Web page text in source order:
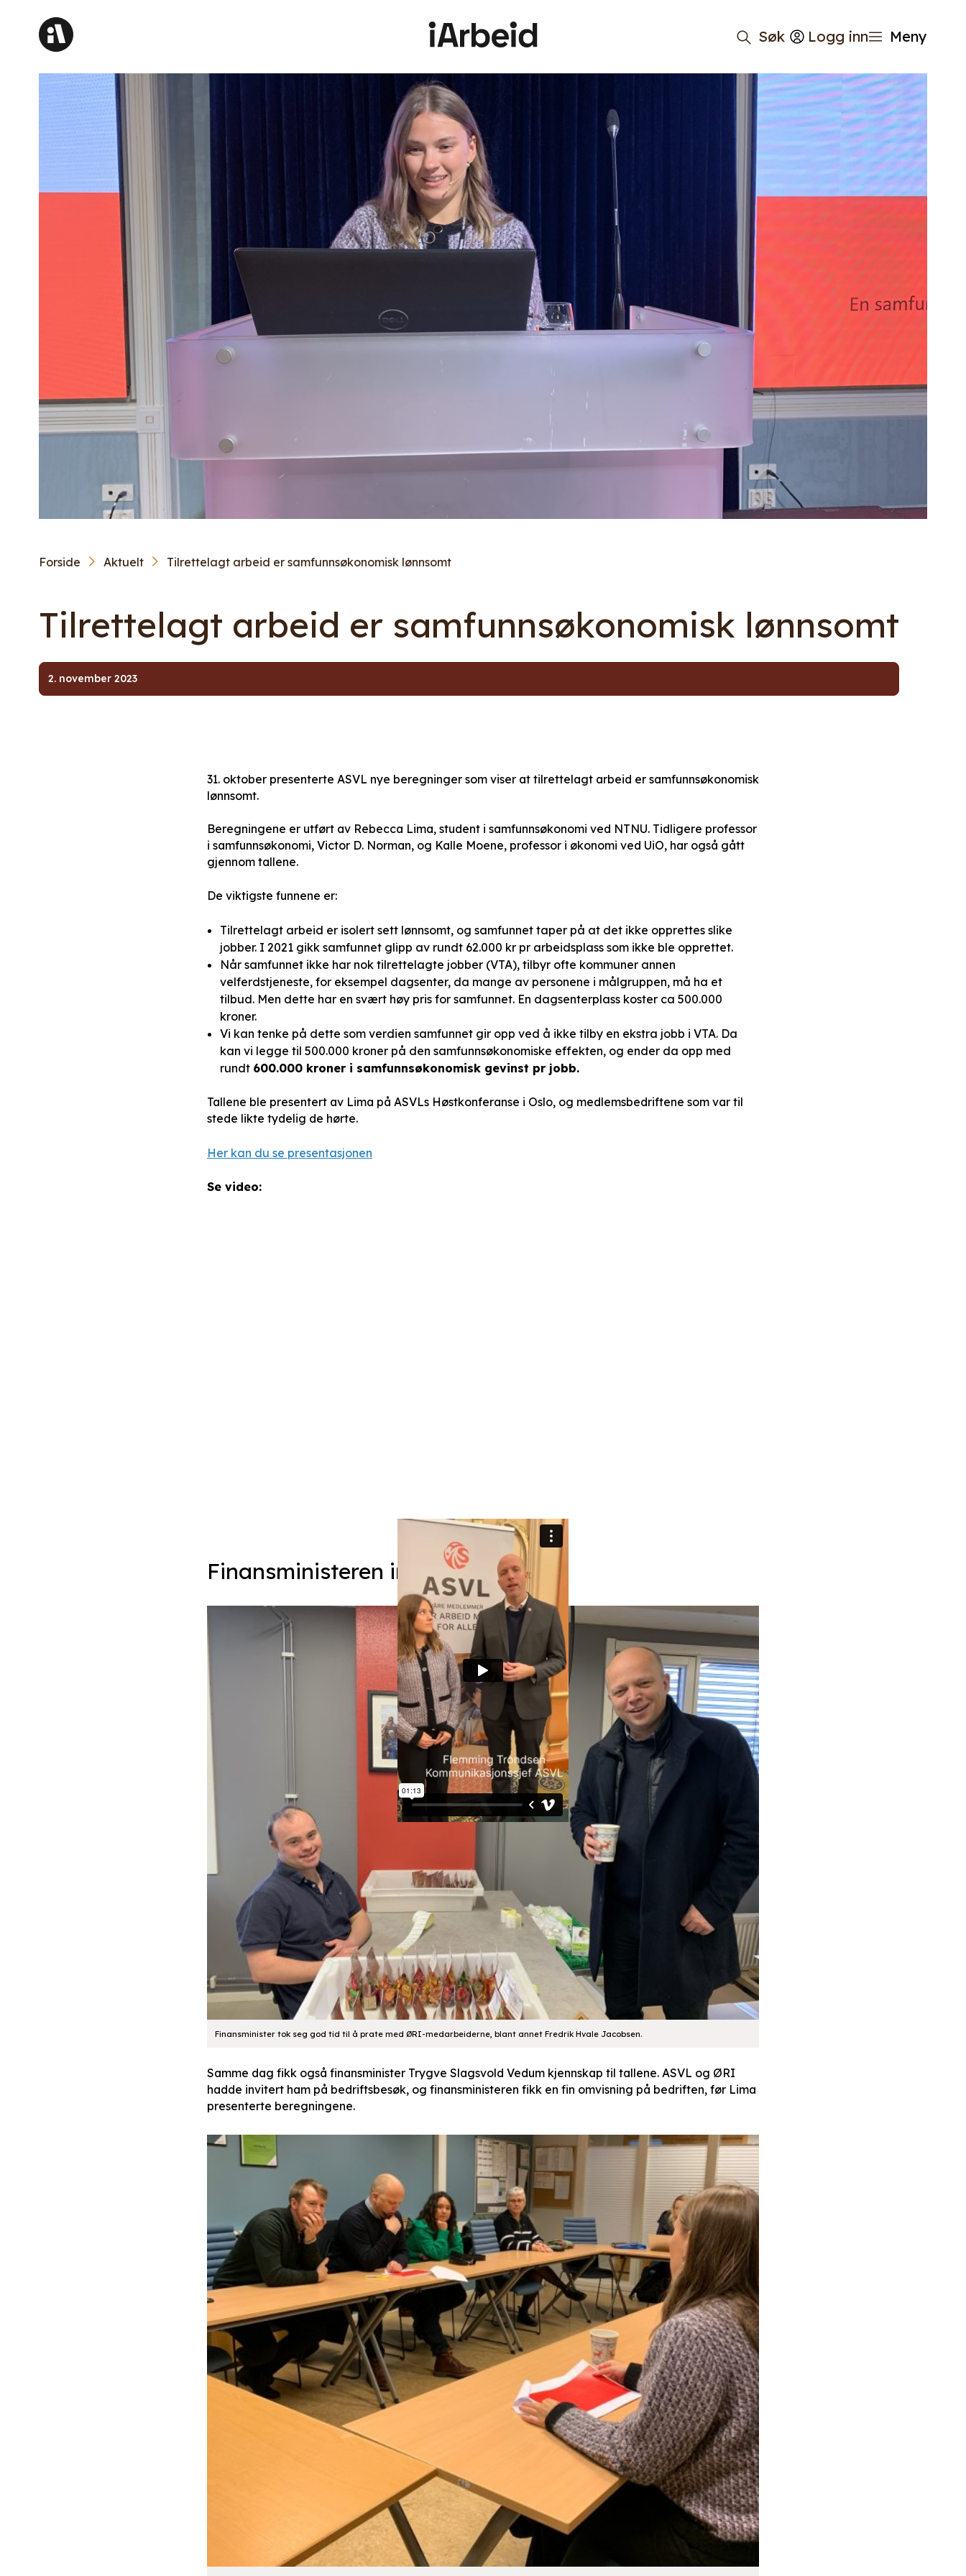
Søk Logg inn Meny
Forside Aktuelt Tilrettelagt arbeid er samfunnsøkonomisk lønnsomt
Tilrettelagt arbeid er samfunnsøkonomisk lønnsomt
2. november 2023
31. oktober presenterte ASVL nye beregninger som viser at tilrettelagt arbeid er samfunnsøkonomisk
lønnsomt.
Beregningene er utført av Rebecca Lima, student i samfunnsøkonomi ved NTNU. Tidligere professor
i samfunnsøkonomi, Victor D. Norman, og Kalle Moene, professor i økonomi ved UiO, har også gått
gjennom tallene.
De viktigste funnene er:
Tilrettelagt arbeid er isolert sett lønnsomt, og samfunnet taper på at det ikke opprettes slike
jobber. I 2021 gikk samfunnet glipp av rundt 62.000 kr pr arbeidsplass som ikke ble opprettet.
Når samfunnet ikke har nok tilrettelagte jobber (VTA), tilbyr ofte kommuner annen
velferdstjeneste, for eksempel dagsenter, da mange av personene i målgruppen, må ha et
tilbud. Men dette har en svært høy pris for samfunnet. En dagsenterplass koster ca 500.000
kroner.
Vi kan tenke på dette som verdien samfunnet gir opp ved å ikke tilby en ekstra jobb i VTA. Da
kan vi legge til 500.000 kroner på den samfunnsøkonomiske effekten, og ender da opp med
rundt 600.000 kroner i samfunnsøkonomisk gevinst pr jobb.
Tallene ble presentert av Lima på ASVLs Høstkonferanse i Oslo, og medlemsbedriftene som var til
stede likte tydelig de hørte.
Her kan du se presentasjonen
Se video:
Finansministeren informert
Finansminister tok seg god tid til å prate med ØRI-medarbeiderne, blant annet Fredrik Hvale Jacobsen.
Samme dag fikk også finansminister Trygve Slagsvold Vedum kjennskap til tallene. ASVL og ØRI
hadde invitert ham på bedriftsbesøk, og finansministeren fikk en fin omvisning på bedriften, før Lima
presenterte beregningene.